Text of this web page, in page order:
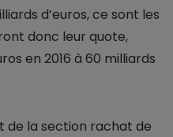
d’euros, ce sont les
donc leur quote,
en 2016 à 60 milliards
de la section rachat de